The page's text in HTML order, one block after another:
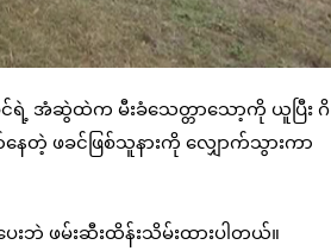
ရဲ့ အံဆွဲထဲက မီးခံသေတ္တာသော့ကို ယူပြီး ဂိ
တဲ့ ဖခင်ဖြစ်သူနားကို လျှောက်သွားကာ
းဘဲ ဖမ်းဆီးထိန်းသိမ်းထားပါတယ်။